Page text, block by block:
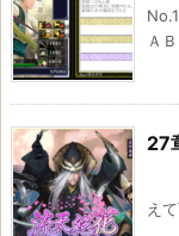
Ａ
27
万
え